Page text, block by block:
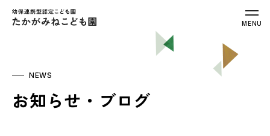
幼保連携型認定こども園 たかがみねこ
MENU
NEWS
お知らせ・ブログ